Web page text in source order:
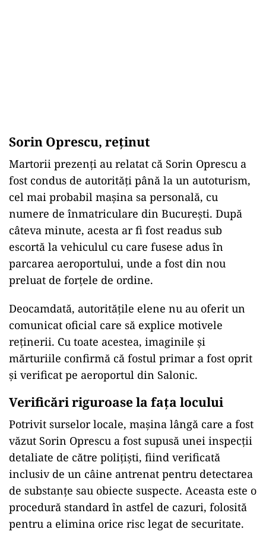
Sorin Oprescu, reţinut
Martorii prezenți au relatat că Sorin Oprescu a
fost condus de autorități până la un autoturism,
cel mai probabil mașina sa personală, cu
numere de înmatriculare din București. După
câteva minute, acesta ar fi fost readus sub
escortă la vehiculul cu care fusese adus în
parcarea aeroportului, unde a fost din nou
preluat de forțele de ordine.
Deocamdată, autoritățile elene nu au oferit un
comunicat oficial care să explice motivele
reținerii. Cu toate acestea, imaginile și
mărturiile confirmă că fostul primar a fost oprit
și verificat pe aeroportul din Salonic.
Verificări riguroase la fața locului
Potrivit surselor locale, mașina lângă care a fost
văzut Sorin Oprescu a fost supusă unei inspecții
detaliate de către polițiști, fiind verificată
inclusiv de un câine antrenat pentru detectarea
de substanțe sau obiecte suspecte. Aceasta este o
procedură standard în astfel de cazuri, folosită
pentru a elimina orice risc legat de securitate.